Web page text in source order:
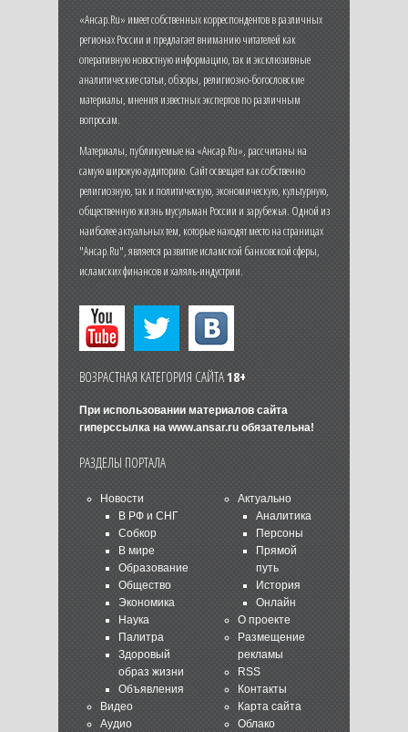
«Ансар.Ru» имеет собственных корреспондентов в различных
регионах России и предлагает вниманию читателей как
оперативную новостную информацию, так и эксклюзивные
аналитические статьи, обзоры, религиозно-богословские
материалы, мнения известных экспертов по различным
вопросам.
Материалы, публикуемые на «Ансар.Ru», рассчитаны на
самую широкую аудиторию. Сайт освещает как собственно
религиозную, так и политическую, экономическую, культурную,
общественную жизнь мусульман России и зарубежья. Одной из
наиболее актуальных тем, которые находят место на страницах
"Ансар.Ru", является развитие исламской банковской сферы,
исламских финансов и халяль-индустрии.
ВОЗРАСТНАЯ КАТЕГОРИЯ САЙТА18+
При использовании материалов сайта
гиперссылка на www.ansar.ruобязательна!
РАЗДЕЛЫ ПОРТАЛА
Новости
В РФ и СНГ
Собкор
В мире
Образование
Общество
Экономика
Наука
Палитра
Здоровый
образ жизни
Объявления
Видео
Аудио
Актуально
Аналитика
Персоны
Прямой
путь
История
Онлайн
О проекте
Размещение
рекламы
RSS
Контакты
Карта сайта
Облако